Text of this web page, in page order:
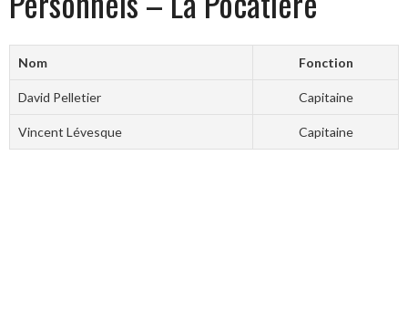
Nom Fonction
David Pelletier Capitaine
Vincent Lévesque Capitaine